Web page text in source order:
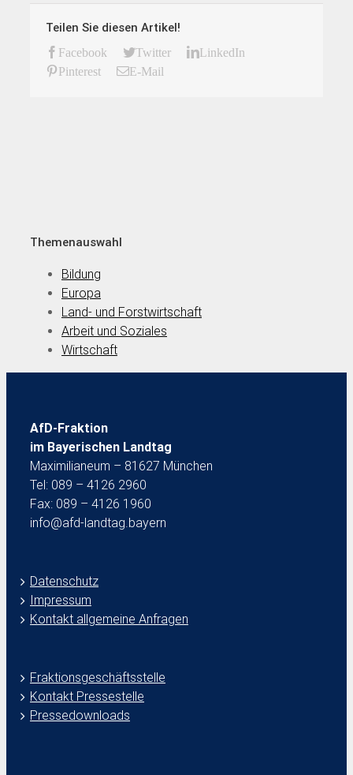
Teilen Sie diesen Artikel!
Facebook Twitter
LinkedIn
Pinterest
E-Mail
Themenauswahl
Bildung
Europa
Land- und Forstwirtschaft
Arbeit und Soziales
Wirtschaft
AfD-Fraktion
im Bayerischen Landtag
Maximilianeum – 81627 München
Tel: 089 – 4126 2960
Fax: 089 – 4126 1960
info@afd-landtag.bayern
Datenschutz
Impressum
Kontakt allgemeine Anfragen
Fraktionsgeschäftsstelle
Kontakt Pressestelle
Pressedownloads